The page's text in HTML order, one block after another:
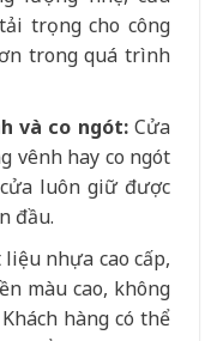
trọng cho công
trong quá trình
và co ngót:Cửa
vênh hay co ngót
luôn giữ được
đầu.
nhựa cao cấp,
màu cao, không
hàng có thể